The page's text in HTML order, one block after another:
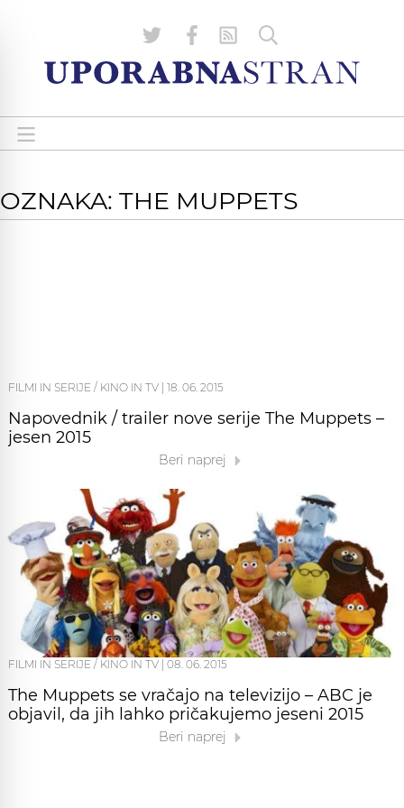
OZNAKA: THE MUPPETS
FILMI IN SERIJE / KINO IN TV 18. 06. 2015
Napovednik / trailer nove serije The Muppets –
jesen 2015
Beri naprej
FILMI IN SERIJE / KINO IN TV 08. 06. 2015
The Muppets se vračajo na televizijo – ABC je
objavil, da jih lahko pričakujemo jeseni 2015
Beri naprej